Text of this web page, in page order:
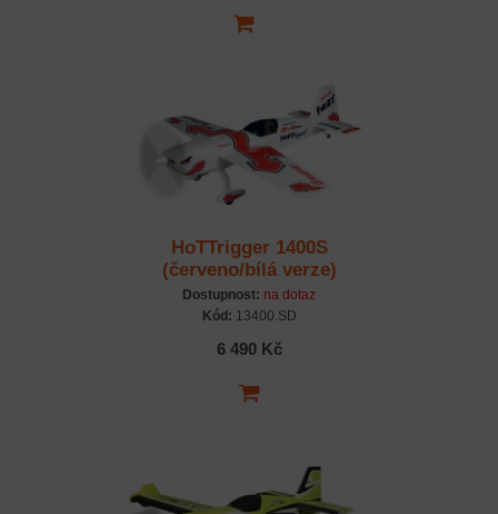
HoTTrigger 1400S
(červeno/bílá verze)
Dostupnost: na dotaz
Kód: 13400.SD
6 490 Kč